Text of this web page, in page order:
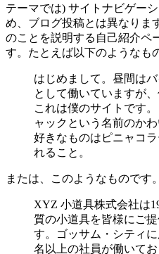
テーマでは) サイトナビゲー
め、ブログ投稿とは異なりま
のことを説明する自己紹介ペ
す。たとえば以下のようなも
はじめまして。昼間は
として働いていますが
これは僕のサイトです
ャックという名前のか
好きなものはピニャコ
れること。
または、このようなものです。
XYZ 小道具株式会社は
質の小道具を皆様にご
す。ゴッサム・シティ
名以上の社員が働いて